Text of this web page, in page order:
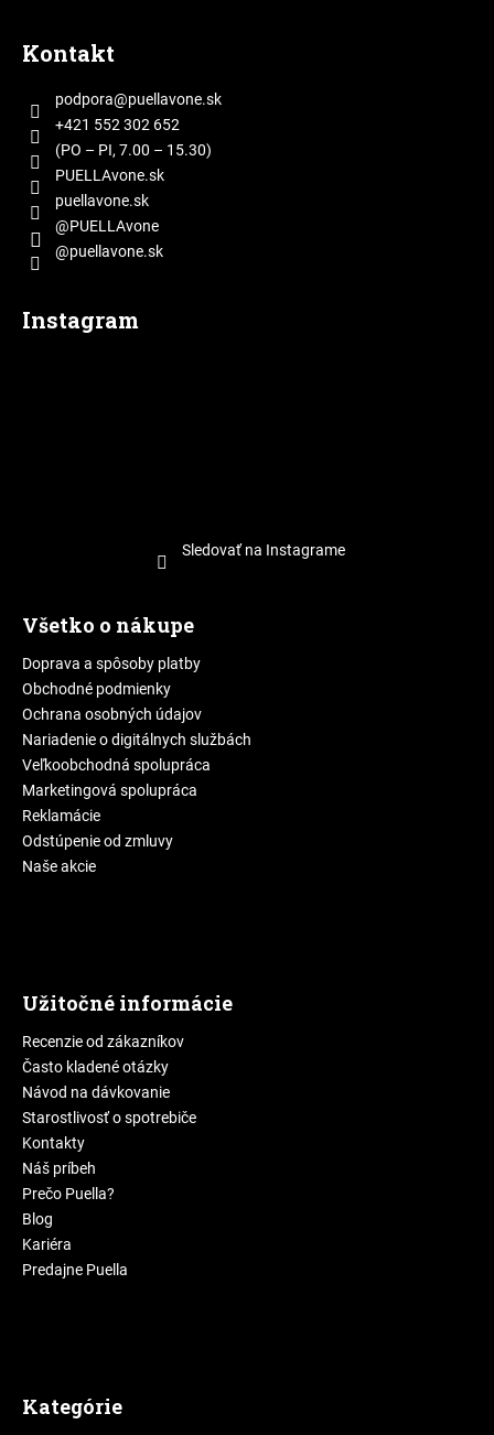
Kontakt
podpora@puellavone.sk
+421 552 302 652
(PO – PI, 7.00 – 15.30)
PUELLAvone.sk
puellavone.sk
@PUELLAvone
@puellavone.sk
Instagram
Sledovať na Instagrame
Všetko o nákupe
Doprava a spôsoby platby
Obchodné podmienky
Ochrana osobných údajov
Nariadenie o digitálnych službách
Veľkoobchodná spolupráca
Marketingová spolupráca
Reklamácie
Odstúpenie od zmluvy
Naše akcie
Užitočné informácie
Recenzie od zákazníkov
Často kladené otázky
Návod na dávkovanie
Starostlivosť o spotrebiče
Kontakty
Náš príbeh
Prečo Puella?
Blog
Kariéra
Predajne Puella
Kategórie